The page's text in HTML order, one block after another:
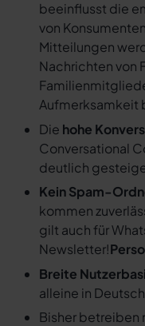
beeinflusst die
von
Mitteilungen
Nachrichten von
Aufmerksamkeit
Die hohe
Conversational
deutlich
Kein Spam-
kommen
gilt auch für
Newsletter!
Breite
alleine in
Bisher betreiben